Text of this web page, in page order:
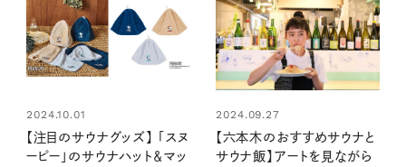
2024.10.01
【注目のサウナグッズ】 「スヌ
ーピー」のサウナハット＆マッ
2024.09.27
【六本木のおすすめサウナと
サウナ飯】アートを見ながら